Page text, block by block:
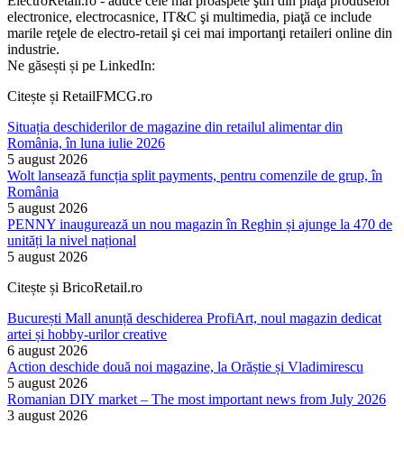
electronice, electrocasnice, IT&C şi multimedia, piaţă ce include
marile reţele de electro-retail şi cei mai importanţi retaileri online din
industrie.
Ne găsești și pe LinkedIn:
Citește și RetailFMCG.ro
Situația deschiderilor de magazine din retailul alimentar din
România, în luna iulie 2026
5 august 2026
Wolt lansează funcția split payments, pentru comenzile de grup, în
România
5 august 2026
PENNY inaugurează un nou magazin în Reghin și ajunge la 470 de
unități la nivel național
5 august 2026
Citește și BricoRetail.ro
București Mall anunță deschiderea ProfiArt, noul magazin dedicat
artei și hobby-urilor creative
6 august 2026
Action deschide două noi magazine, la Orăștie și Vladimirescu
5 august 2026
Romanian DIY market – The most important news from July 2026
3 august 2026